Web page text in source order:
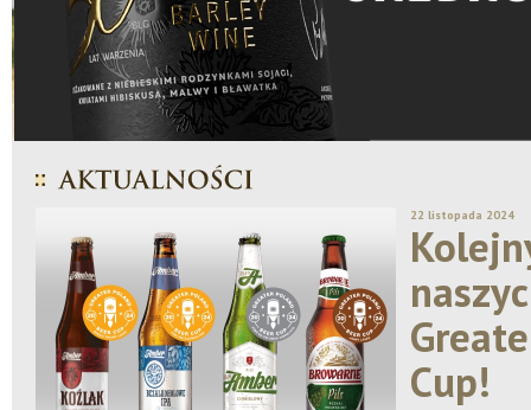
22 listopada 2024
Cup!